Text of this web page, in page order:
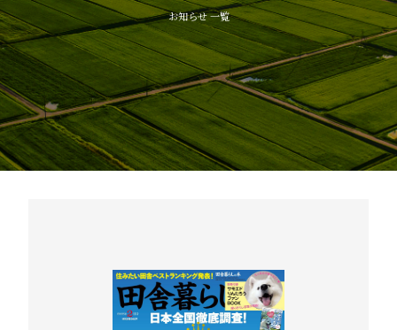
お知らせ 一覧